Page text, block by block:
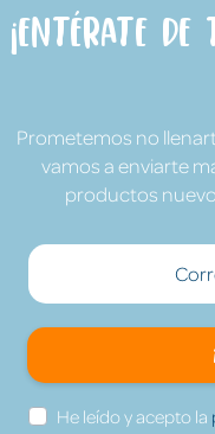
¡Entérate
Prometemos no
vamos a enviarte
productos
He leído y acepto la